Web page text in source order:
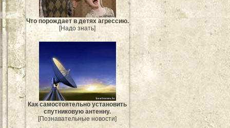
Что порождает в детях агрессию.
[Надо знать]
Как самостоятельно установить
спутниковую антенну.
[Познавательные новости]